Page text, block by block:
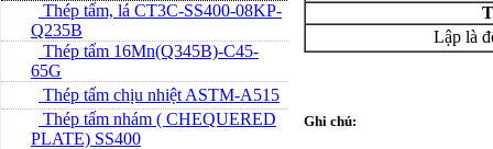
Thép tấm, lá CT3C-SS400-08KP-
Q235B
Thép tấm 16Mn(Q345B)-C45-
65G
Thép tấm chịu nhiệt ASTM-A515
Thép tấm nhám ( CHEQUERED
PLATE) SS400
Lập là
Ghi chú: